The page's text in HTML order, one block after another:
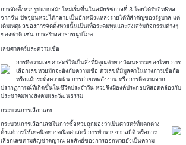
การจัดตั้งหวยรูปแบบสมัยใหม่เริ่มขึ้นในสมัยรัชกาลที่ 3 โดยได้รับอิทธิพล
จากจีน ปัจจุบันหวยได้กลายเป็นอีกหนึ่งแหล่งรายได้ที่สำคัญของรัฐบาล แต่
เดิมเหตุผลของการจัดตั้งหวยนั้นเป็นเพื่อระดมทุนและส่งเสริมกิจกรรมต่างๆ
ของชาติ เช่น การสร้างสาธารณูปโภค
เลขศาสตร์และความเชื่อ
การตีความเลขศาสตร์ให้เป็นสิ่งที่มีคุณค่าทางวัฒนธรรมของไทย การ
เลือกเลขหวยมักจะอิงกับความเชื่อ ตัวเลขที่มีมูลค่าในทางการเชื่อถือ
หรือแม้กระทั่งความฝัน การถ่ายเทพลังงาน หรือการตีความจาก
ปรากฏการณ์ที่เกิดขึ้นในชีวิตประจำวัน หวยจึงมีองค์ประกอบที่สอดคล้องกับ
ประชาคมทางสังคมและวัฒนธรรม
กระบวนการเลือกเลข
กระบวนการเลือกเลขในการซื้อหวยถูกมองว่าเป็นศาสตร์ที่แตกต่าง
ตั้งแต่การใช้เทคนิคทางคณิตศาสตร์ การทำนายจากสถิติ หรือการ
เลือกเลขตามสัญชาตญาณ ผลลัพธ์ของการออกหวยยังเป็นความ